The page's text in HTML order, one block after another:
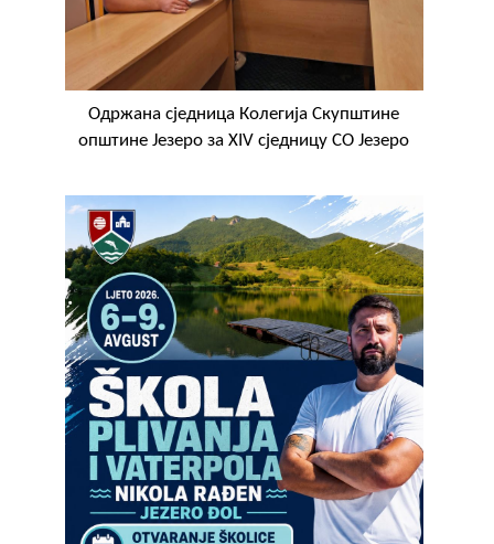
Oдржана сједница Колегија Скупштине
општине Језеро за XIV сједницу СО Језеро